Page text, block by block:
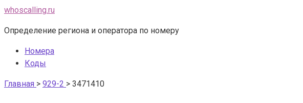
Перейти
контенту
whoscalling.ru
Определение региона и оператора по номеру
Номера
Коды
Главная > 929-2 > 3471410